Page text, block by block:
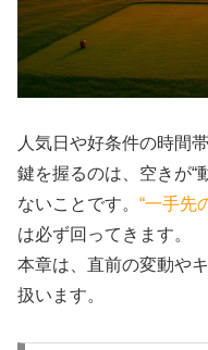
人気日や好条件の時間
鍵を握るのは、空きが“
ないことです。 “一手先
は必ず回ってきます。
本章は、直前の変動や
扱います。